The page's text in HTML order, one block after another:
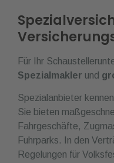
Für Ihr
Spezialmakler und
Spezialanbieter
Sie bieten
Fahrgeschäfte,
Fuhrparks. In den
Regelungen für